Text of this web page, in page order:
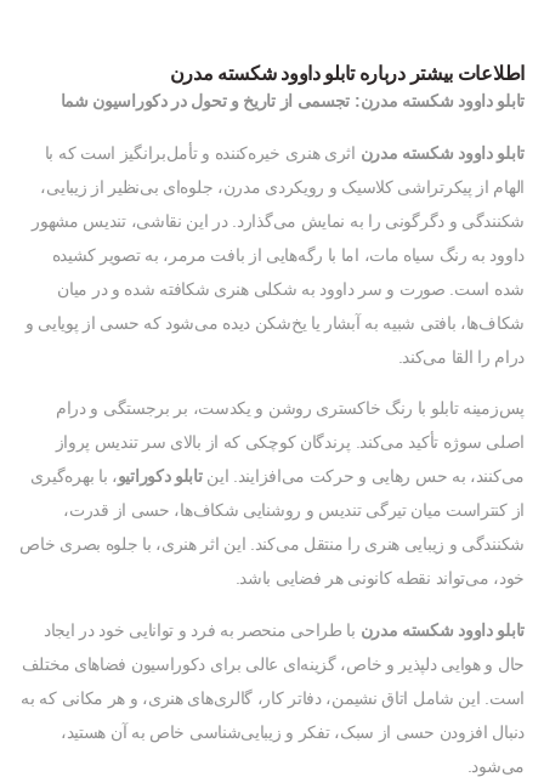
اطلاعات بیشتر درباره تابلو داوود شکسته مدرن
تابلو داوود شکسته مدرن: تجسمی از تاریخ و تحول در دکوراسیون شما
تابلو داوود شکسته مدرن اثری هنری خیره‌کننده و تأمل‌برانگیز است که با
الهام از پیکرتراشی کلاسیک و رویکردی مدرن، جلوه‌ای بی‌نظیر از زیبایی،
شکنندگی و دگرگونی را به نمایش می‌گذارد. در این نقاشی، تندیس مشهور
داوود به رنگ سیاه مات، اما با رگه‌هایی از بافت مرمر، به تصویر کشیده
شده است. صورت و سر داوود به شکلی هنری شکافته شده و در میان
شکاف‌ها، بافتی شبیه به آبشار یا یخ‌شکن دیده می‌شود که حسی از پویایی و
درام را القا می‌کند.
پس‌زمینه تابلو با رنگ خاکستری روشن و یکدست، بر برجستگی و درام
اصلی سوژه تأکید می‌کند. پرندگان کوچکی که از بالای سر تندیس پرواز
می‌کنند، به حس رهایی و حرکت می‌افزایند. اینتابلو دکوراتیو، با بهره‌گیری
از کنتراست میان تیرگی تندیس و روشنایی شکاف‌ها، حسی از قدرت،
شکنندگی و زیبایی هنری را منتقل می‌کند. این اثر هنری، با جلوه بصری خاص
خود، می‌تواند نقطه کانونی هر فضایی باشد.
تابلو داوود شکسته مدرن با طراحی منحصر به فرد و توانایی خود در ایجاد
حال و هوایی دلپذیر و خاص، گزینه‌ای عالی برای دکوراسیون فضاهای مختلف
است. این شامل اتاق نشیمن، دفاتر کار، گالری‌های هنری، و هر مکانی که به
دنبال افزودن حسی از سبک، تفکر و زیبایی‌شناسی خاص به آن هستید،
می‌شود.